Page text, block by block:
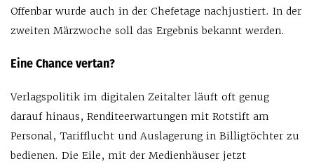
Offenbar wurde auch in der Chefetage nachjustiert. In der
zweiten Märzwoche soll das Ergebnis bekannt werden.
Eine Chance vertan?
Verlagspolitik im digitalen Zeitalter läuft oft genug
darauf hinaus, Renditeerwartungen mit Rotstift am
Personal, Tarifflucht und Auslagerung in Billigtöchter zu
bedienen. Die Eile, mit der Medienhäuser jetzt